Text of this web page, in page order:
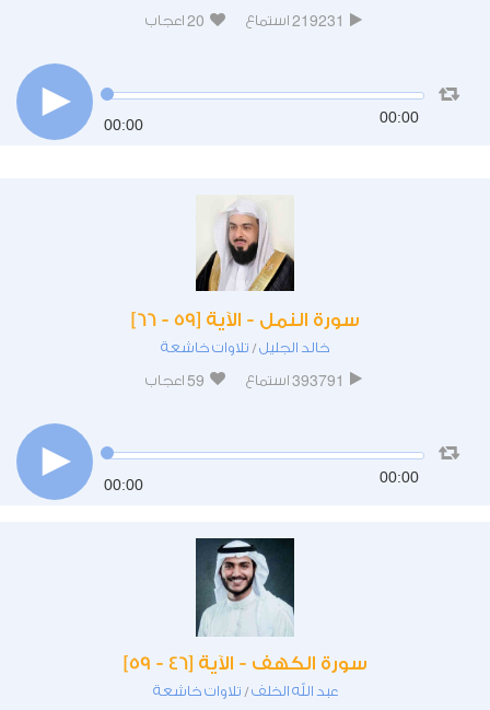
219231 استماع 20 اعجاب
00:00 00:00
سورة النمل - الآية [59 - 66]
خالد الجليل/ تلاوات خاشعة
393791 استماع 59 اعجاب
00:00 00:00
سورة الكهف - الآية [46 - 59]
عبد الله الخلف/ تلاوات خاشعة